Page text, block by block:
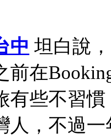
中 坦白說
前在
有些不習
人，不過